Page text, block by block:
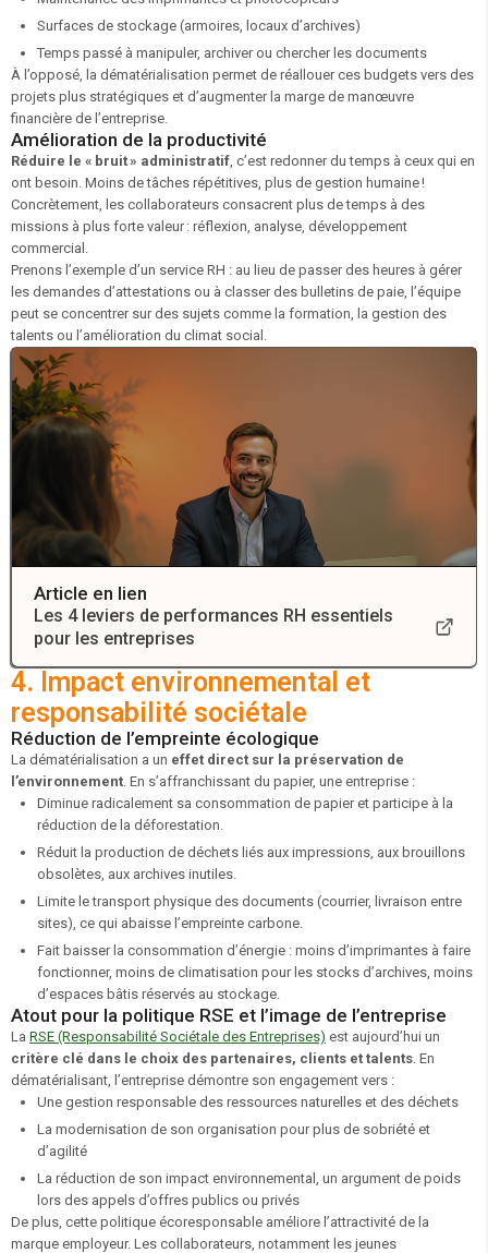
Surfaces de stockage (armoires, locaux d’archives)
Temps passé à manipuler, archiver ou chercher les documents
À l’opposé, la dématérialisation permet de réallouer ces budgets vers des
projets plus stratégiques et d’augmenter la marge de manœuvre
financière de l’entreprise.
Amélioration de la productivité
Réduire le « bruit » administratif, c’est redonner du temps à ceux qui en
ont besoin. Moins de tâches répétitives, plus de gestion humaine !
Concrètement, les collaborateurs consacrent plus de temps à des
missions à plus forte valeur : réflexion, analyse, développement
commercial.
Prenons l’exemple d’un service RH : au lieu de passer des heures à gérer
les demandes d’attestations ou à classer des bulletins de paie, l’équipe
peut se concentrer sur des sujets comme la formation, la gestion des
talents ou l’amélioration du climat social.
Article en lien
Les 4 leviers de performances RH essentiels
pour les entreprises
4. Impact environnemental et
responsabilité sociétale
Réduction de l’empreinte écologique
La dématérialisation a un effet direct sur la préservation de
l’environnement. En s’affranchissant du papier, une entreprise :
Diminue radicalement sa consommation de papier et participe à la
réduction de la déforestation.
Réduit la production de déchets liés aux impressions, aux brouillons
obsolètes, aux archives inutiles.
Limite le transport physique des documents (courrier, livraison entre
sites), ce qui abaisse l’empreinte carbone.
Fait baisser la consommation d’énergie : moins d’imprimantes à faire
fonctionner, moins de climatisation pour les stocks d’archives, moins
d’espaces bâtis réservés au stockage.
Atout pour la politique RSE et l’image de l’entreprise
La RSE (Responsabilité Sociétale des Entreprises) est aujourd’hui un
critère clé dans le choix des partenaires, clients et talents. En
dématérialisant, l’entreprise démontre son engagement vers :
Une gestion responsable des ressources naturelles et des déchets
La modernisation de son organisation pour plus de sobriété et
d’agilité
La réduction de son impact environnemental, un argument de poids
lors des appels d’offres publics ou privés
De plus, cette politique écoresponsable améliore l’attractivité de la
marque employeur. Les collaborateurs, notamment les jeunes